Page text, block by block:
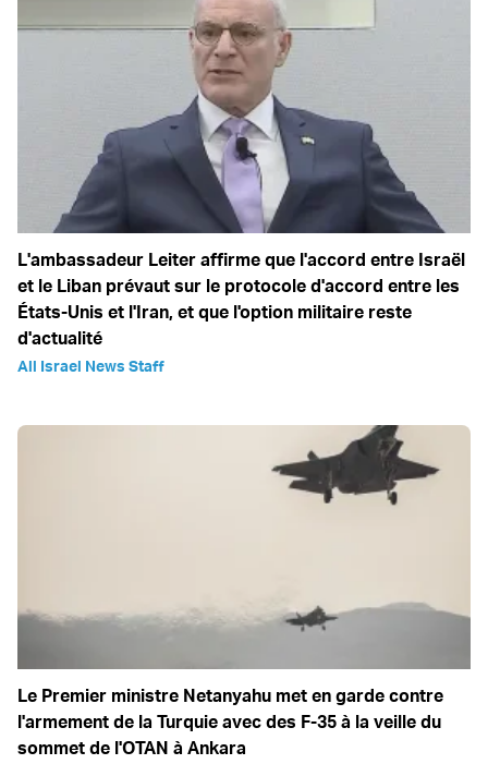
L'ambassadeur Leiter affirme que l'accord entre Israël
et le Liban prévaut sur le protocole d'accord entre les
États-Unis et l'Iran, et que l'option militaire reste
d'actualité
All Israel News Staff
Le Premier ministre Netanyahu met en garde contre
l'armement de la Turquie avec des F-35 à la veille du
sommet de l'OTAN à Ankara